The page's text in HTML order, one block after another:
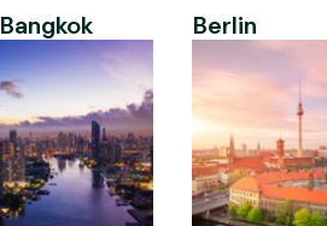
Bangkok Berlin